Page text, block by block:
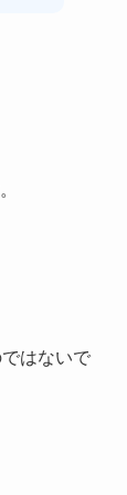
はないで